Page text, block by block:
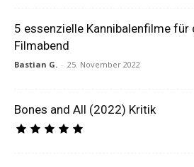
5 essenzielle Kannibalenfilme für
Filmabend
Bastian G. - 25. November 2022
Bones and All (2022) Kritik